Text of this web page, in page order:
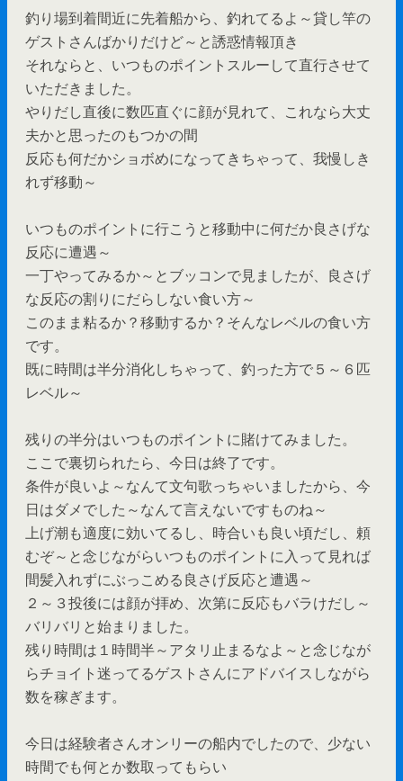
釣り場到着間近に先着船から、釣れてるよ～貸し竿の
ゲストさんばかりだけど～と誘惑情報頂き
それならと、いつものポイントスルーして直行させて
いただきました。
やりだし直後に数匹直ぐに顔が見れて、これなら大丈
夫かと思ったのもつかの間
反応も何だかショボめになってきちゃって、我慢しき
れず移動～
いつものポイントに行こうと移動中に何だか良さげな
反応に遭遇～
一丁やってみるか～とブッコンで見ましたが、良さげ
な反応の割りにだらしない食い方～
このまま粘るか？移動するか？そんなレベルの食い方
です。
既に時間は半分消化しちゃって、釣った方で５～６匹
レベル～
残りの半分はいつものポイントに賭けてみました。
ここで裏切られたら、今日は終了です。
条件が良いよ～なんて文句歌っちゃいましたから、今
日はダメでした～なんて言えないですものね～
上げ潮も適度に効いてるし、時合いも良い頃だし、頼
むぞ～と念じながらいつものポイントに入って見れば
間髪入れずにぶっこめる良さげ反応と遭遇～
２～３投後には顔が拝め、次第に反応もバラけだし～
バリバリと始まりました。
残り時間は１時間半～アタリ止まるなよ～と念じなが
らチョイト迷ってるゲストさんにアドバイスしながら
数を稼ぎます。
今日は経験者さんオンリーの船内でしたので、少ない
時間でも何とか数取ってもらい